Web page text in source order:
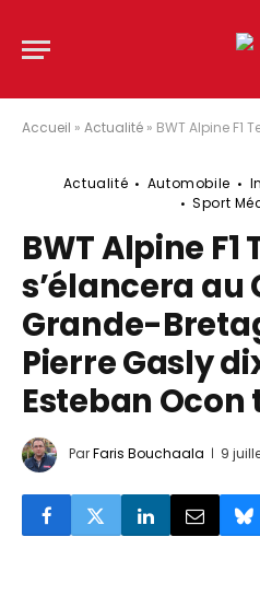
Accueil » Actualité » BWT Alpine F1 Team s’élancera au
Actualité Automobile
Sport
BWT Alpine F1
s’élancera au
Grande-
Pierre Gasly
Esteban Ocon
ParFaris Bouchaala 9